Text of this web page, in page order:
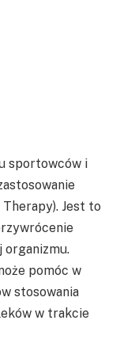
sportowców i
Jest to
organizmu.
pomóc w
stosowania
w trakcie